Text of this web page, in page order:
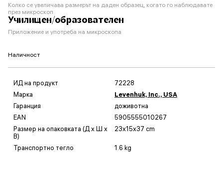
Колко се увеличава размерът на даден образец, когато го наблюдавате
през микроскоп
Училищен/образователен
Приложение и употреба на микроскопа
Наличност
ИД на продукт
72228
Марка
Levenhuk, Inc., USA
Гаранция
доживотна
EAN
5905555010267
Размер на опаковката (Д x Ш x
В)
23x15x37 cm
Транспортно тегло 1.6 kg